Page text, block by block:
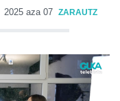
2025 aza 07 ZARAUTZ